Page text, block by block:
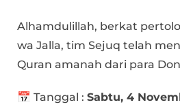
Alhamdulillah, berkat
wa Jalla, tim Sejuq telah
Quran amanah dari para
📅 Tanggal : Sabtu, 4